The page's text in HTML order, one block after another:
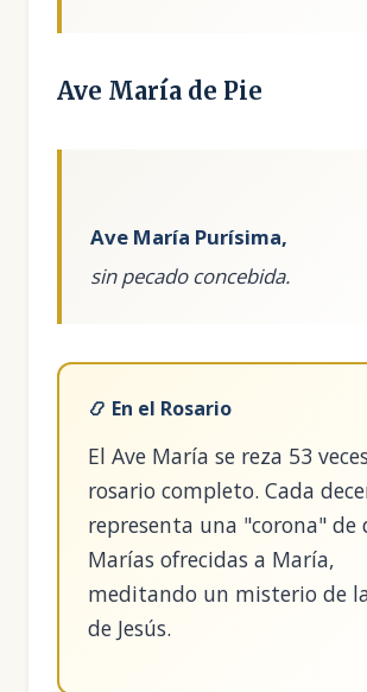
Ave María de Pie
Ave María Purísima,
📿 En el Rosario
El Ave María se reza 53
rosario completo. Cada
representa una "corona" de
Marías ofrecidas a María,
meditando un misterio de
de Jesús.